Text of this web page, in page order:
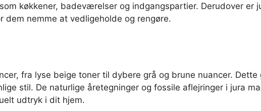
køkkener, badeværelser og indgangspartier. Derudover er
nemme at vedligeholde og rengøre.
fra lyse beige toner til dybere grå og brune nuancer.
stil. De naturlige åretegninger og fossile aflejringer i jura
udtryk i dit hjem.